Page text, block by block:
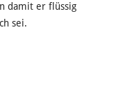
damit er flüssig
sei.